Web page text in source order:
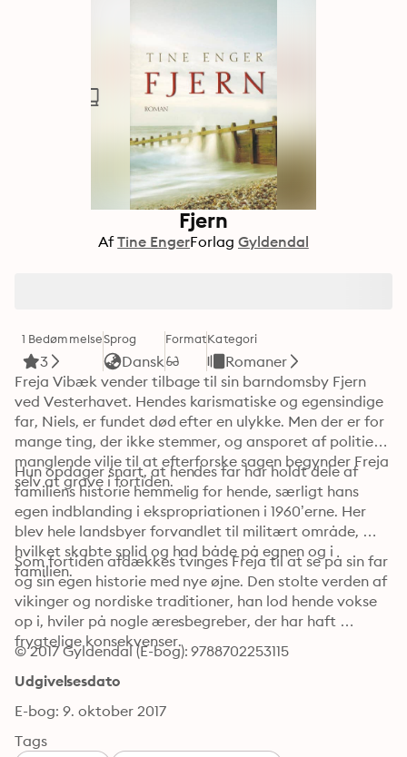
Fjern
Af Tine EngerForlag Gyldendal
1 Bedømmelse
3
Sprog
Dansk
FormatKategori
Romaner
Freja Vibæk vender tilbage til sin barndomsby Fjern
ved Vesterhavet. Hendes karismatiske og egensindige
far, Niels, er fundet død efter en ulykke. Men der er for
mange ting, der ikke stemmer, og ansporet af politiets
manglende vilje til at efterforske sagen begynder Freja
selv at grave i fortiden.
Hun opdager snart, at hendes far har holdt dele af
familiens historie hemmelig for hende, særligt hans
egen indblanding i ekspropriationen i 1960’erne. Her
blev hele landsbyer forvandlet til militært område,
hvilket skabte splid og had både på egnen og i
familien.
Som fortiden afdækkes tvinges Freja til at se på sin far
og sin egen historie med nye øjne. Den stolte verden af
vikinger og nordiske traditioner, han lod hende vokse
op i, hviler på nogle æresbegreber, der har haft
frygtelige konsekvenser.
© 2017 Gyldendal (E-bog): 9788702253115
Udgivelsesdato
E-bog: 9. oktober 2017
Tags